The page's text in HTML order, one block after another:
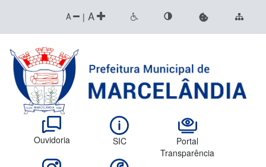
A | A
Ouvidoria SIC
Portal
Transparência